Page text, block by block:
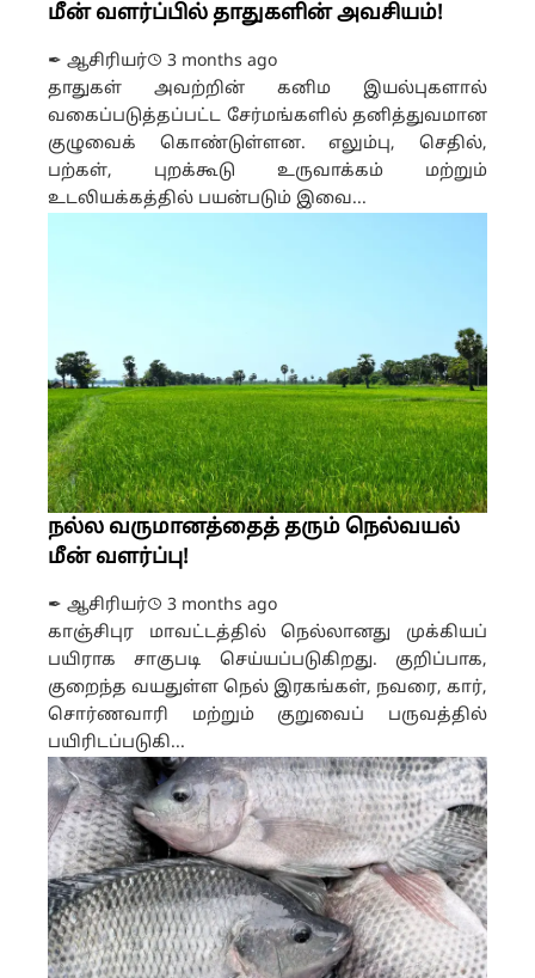
மீன் வளர்ப்பில் தாதுகளின் அவசியம்!
✒ ஆசிரியர்
3 months ago
தாதுகள் அவற்றின் கனிம இயல்புகளால்
வகைப்படுத்தப்பட்ட சேர்மங்களில் தனித்துவமான
குழுவைக் கொண்டுள்ளன. எலும்பு, செதில்,
பற்கள், புறக்கூடு உருவாக்கம் மற்றும்
உடலியக்கத்தில் பயன்படும் இவை...
நல்ல வருமானத்தைத் தரும் நெல்வயல்
மீன் வளர்ப்பு!
✒ ஆசிரியர்
3 months ago
காஞ்சிபுர மாவட்டத்தில் நெல்லானது முக்கியப்
பயிராக சாகுபடி செய்யப்படுகிறது. குறிப்பாக,
குறைந்த வயதுள்ள நெல் இரகங்கள், நவரை, கார்,
சொர்ணவாரி மற்றும் குறுவைப் பருவத்தில்
பயிரிடப்படுகி...